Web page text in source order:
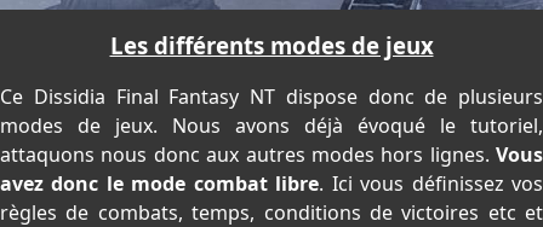
Les différents modes de jeux
Ce Dissidia Final Fantasy NT dispose donc de plusieurs
modes de jeux. Nous avons déjà évoqué le tutoriel,
attaquons nous donc aux autres modes hors lignes. Vous
avez donc le mode combat libre. Ici vous définissez vos
règles de combats, temps, conditions de victoires etc et